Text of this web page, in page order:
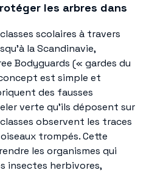
les arbres dans
scolaires à travers
la Scandinavie,
Bodyguards (« gardes du
est simple et
des fausses
verte qu'ils déposent sur
observent les traces
trompés. Cette
les organismes qui
insectes herbivores,